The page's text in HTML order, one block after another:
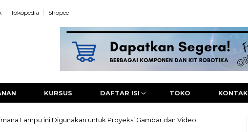
Tokopedia Shopee
KURSUS DAFTAR ISI TOKO KONTAK
Lampu ini Digunakan untuk Proyeksi Gambar dan Video